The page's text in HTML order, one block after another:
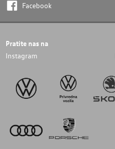
Facebook
Pratite nas na
Instagram